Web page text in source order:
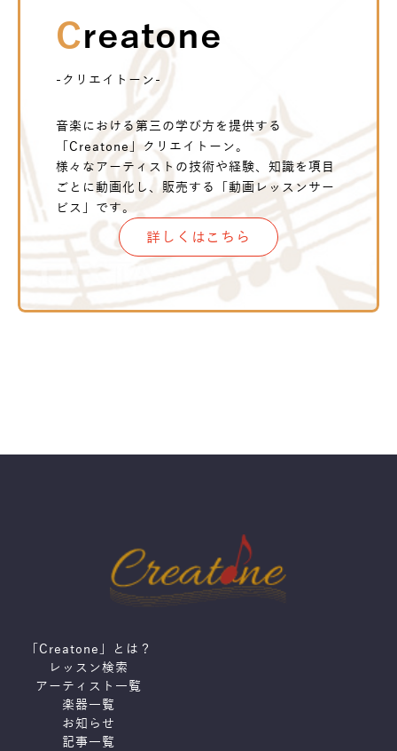
Creatone
-クリエイトーン-
音楽における第三の学び方を提供する
「Creatone」クリエイトーン。
様々なアーティストの技術や経験、知識を項目
ごとに動画化し、販売する「動画レッスンサー
ビス」です。
詳しくはこちら
「Creatone」とは？
レッスン検索
アーティスト一覧
楽器一覧
お知らせ
記事一覧